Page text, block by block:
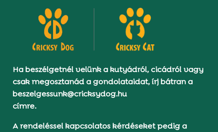
Ha beszélgetnél velünk a kutyádról, cicádról vagy
csak megosztanád a gondolataidat, írj bátran a
beszelgessunk@cricksydog.hu
címre.
A rendeléssel kapcsolatos kérdéseket pedig a